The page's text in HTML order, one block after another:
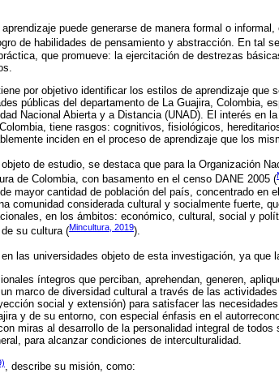
puede generarse de manera formal o
de habilidades de pensamiento y abstracción. En tal
que promueve: la ejercitación de destrezas
por objetivo identificar los estilos de aprendizaje que
públicas del departamento de La Guajira, Colombia,
Nacional Abierta y a Distancia (UNAD). El interés en
tiene rasgos: cognitivos, fisiológicos,
inciden en el proceso de aprendizaje que los
de estudio, se destaca que para la Organización
de Colombia, con basamento en el censo DANE 2005 (
mayor cantidad de población del país, concentrado en
comunidad considerada cultural y socialmente fuerte,
en los ámbitos: económico, cultural, social y
su cultura (Mincultura, 2019).
las universidades objeto de esta investigación, ya que
íntegros que perciban, aprehendan, generen,
marco de diversidad cultural a través de las
social y extensión) para satisfacer las
y de su entorno, con especial énfasis en el
miras al desarrollo de la personalidad integral de
para alcanzar condiciones de interculturalidad.
, describe su misión, como: